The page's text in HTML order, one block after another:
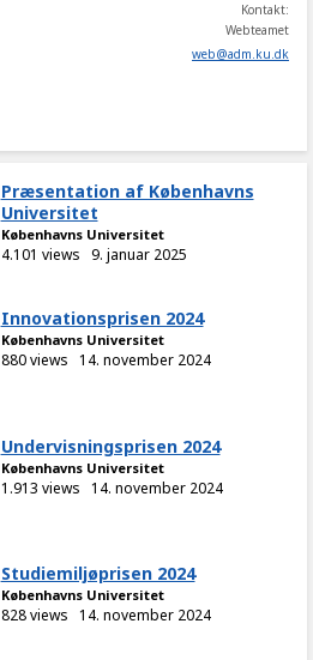
Kontakt:
Webteamet
web@adm.ku.dk
Præsentation af Københavns
Universitet
Københavns Universitet
4.101 views 9. januar 2025
Innovationsprisen 2024
Københavns Universitet
880 views 14. november 2024
Undervisningsprisen 2024
Københavns Universitet
1.913 views 14. november 2024
Studiemiljøprisen 2024
Københavns Universitet
828 views 14. november 2024